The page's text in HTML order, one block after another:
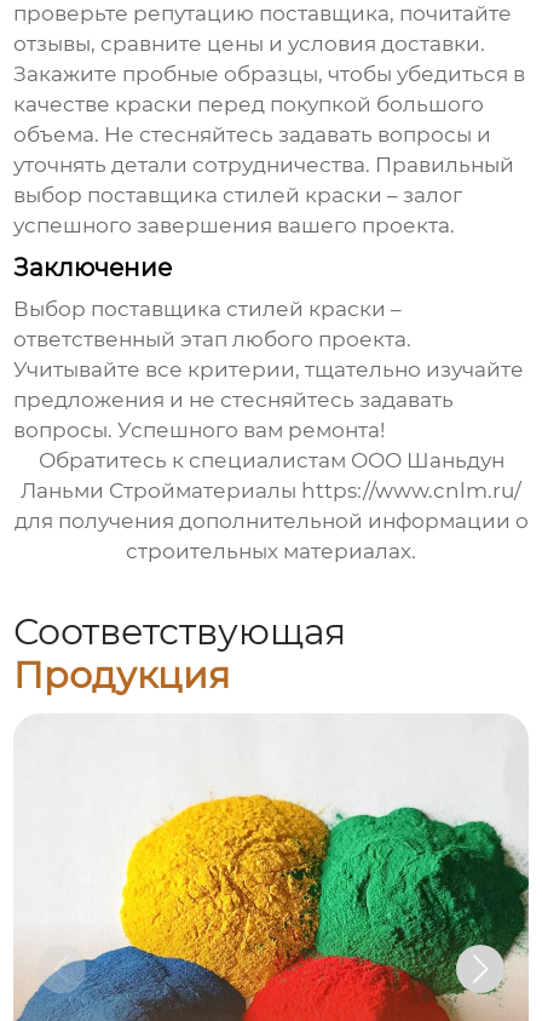
проверьте репутацию поставщика, почитайте
отзывы, сравните цены и условия доставки.
Закажите пробные образцы, чтобы убедиться в
качестве краски перед покупкой большого
объема. Не стесняйтесь задавать вопросы и
уточнять детали сотрудничества. Правильный
выбор поставщика стилей краски – залог
успешного завершения вашего проекта.
Заключение
Выбор поставщика стилей краски –
ответственный этап любого проекта.
Учитывайте все критерии, тщательно изучайте
предложения и не стесняйтесь задавать
вопросы. Успешного вам ремонта!
Обратитесь к специалистам ООО Шаньдун
Ланьми Стройматериалы https://www.cnlm.ru/
для получения дополнительной информации о
строительных материалах.
Соответствующая
Продукция